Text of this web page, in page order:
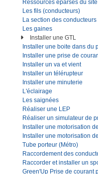
Ressources éparses du site
Les fils (conducteurs)
La section des conducteurs
Les gaines
Installer une GTL
Installer une boite dans du
Installer une prise de
Installer un va et vient
Installer un télérupteur
Installer une minuterie
L'éclairage
Les saignées
Réaliser une LEP
Réaliser un simulateur de
Installer une motorisation
Installer une motorisation
Tube porteur (Métro)
Raccordement des
Raccorder et installer un
Green'Up Prise de courant